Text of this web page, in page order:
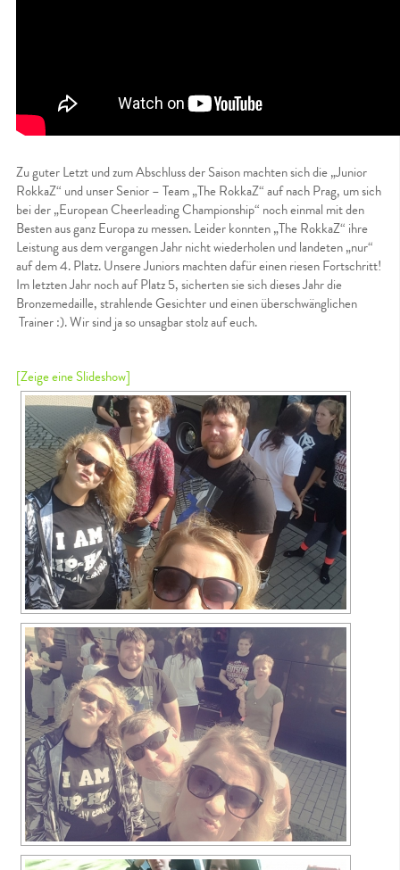
Zu guter Letzt und zum Abschluss der Saison machten sich die „Junior
RokkaZ“ und unser Senior – Team „The RokkaZ“ auf nach Prag, um sich
bei der „European Cheerleading Championship“ noch einmal mit den
Besten aus ganz Europa zu messen. Leider konnten „The RokkaZ“ ihre
Leistung aus dem vergangen Jahr nicht wiederholen und landeten „nur“
auf dem 4. Platz. Unsere Juniors machten dafür einen riesen Fortschritt!
Im letzten Jahr noch auf Platz 5, sicherten sie sich dieses Jahr die
Bronzemedaille, strahlende Gesichter und einen überschwänglichen
Trainer :). Wir sind ja so unsagbar stolz auf euch.
[Zeige eine Slideshow]